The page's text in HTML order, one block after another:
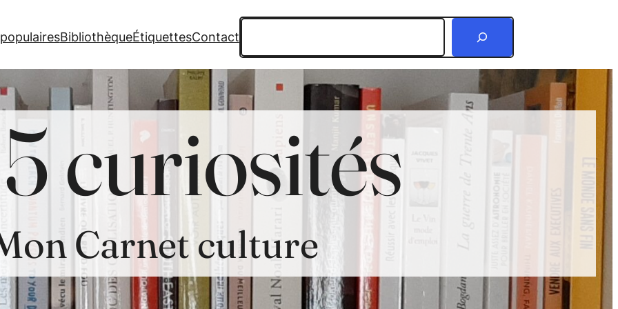
BibliothèqueÉtiquettesContact
curiosités
Carnet culture